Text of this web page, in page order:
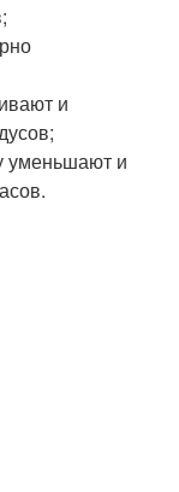
и
уменьшают и